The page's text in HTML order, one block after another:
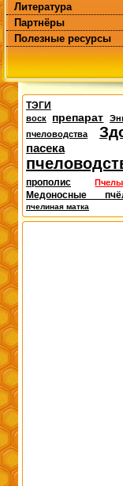
Литература
Партнёры
Полезные ресурсы
ТЭГИ
воск препарат
пчеловодства
пасека
прополис Пчелы
Медоносные
пчелиная матка